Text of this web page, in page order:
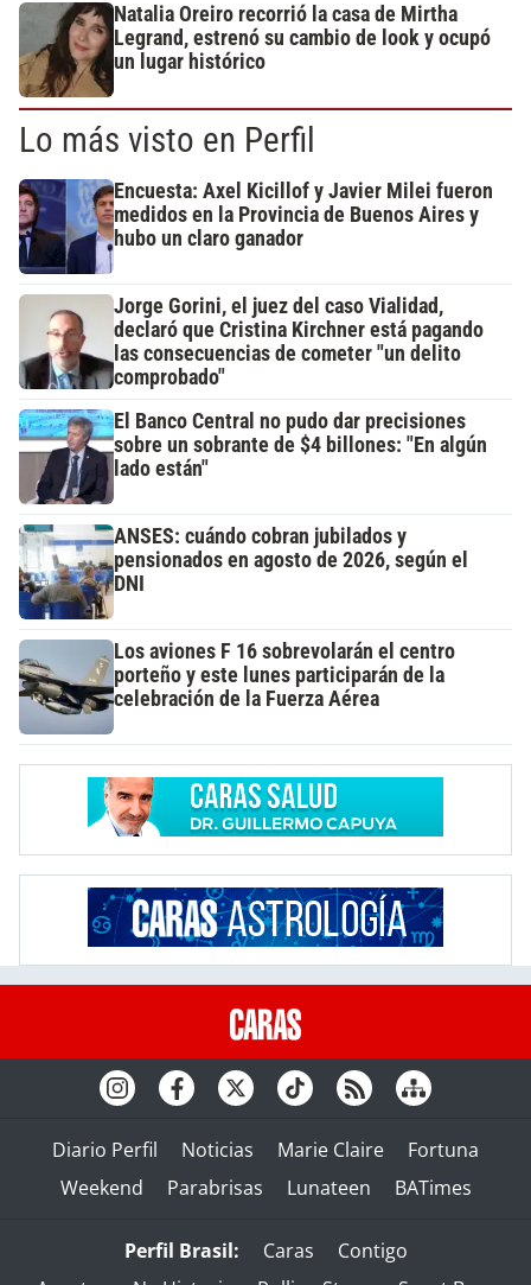
Natalia Oreiro recorrió la casa de Mirtha
Legrand, estrenó su cambio de look y ocupó
un lugar histórico
Lo más visto en Perfil
Encuesta: Axel Kicillof y Javier Milei fueron
medidos en la Provincia de Buenos Aires y
hubo un claro ganador
Jorge Gorini, el juez del caso Vialidad,
declaró que Cristina Kirchner está pagando
las consecuencias de cometer "un delito
comprobado"
El Banco Central no pudo dar precisiones
sobre un sobrante de $4 billones: "En algún
lado están"
ANSES: cuándo cobran jubilados y
pensionados en agosto de 2026, según el
DNI
Los aviones F 16 sobrevolarán el centro
porteño y este lunes participarán de la
celebración de la Fuerza Aérea
Diario Perfil Noticias Marie Claire
Fortuna
Weekend
Parabrisas Lunateen BATimes
Perfil Brasil: Caras
Contigo